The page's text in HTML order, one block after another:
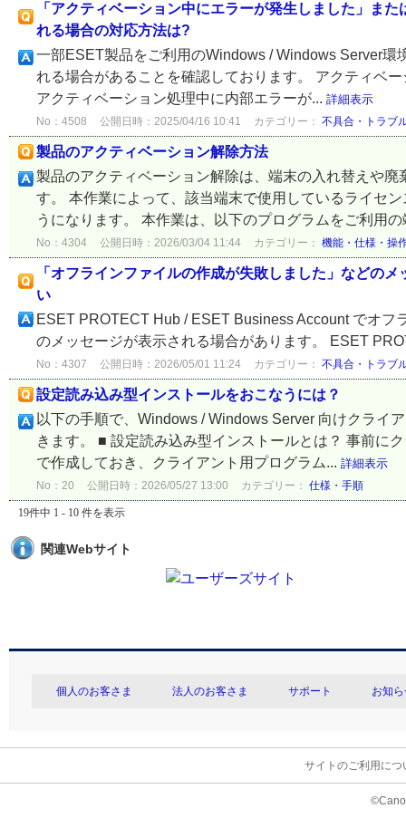
「アクティベーション中にエラーが発生しました」ま
れる場合の対応方法は?
一部ESET製品をご利用のWindows / Windows Server
れる場合があることを確認しております。 アクティベ
アクティベーション処理中に内部エラーが... 詳細表示
No：4508 公開日時：2025/04/16 10:41 カテゴリー： 不具合・トラブ
製品のアクティベーション解除方法
製品のアクティベーション解除は、端末の入れ替えや
す。 本作業によって、該当端末で使用しているライセ
うになります。 本作業は、以下のプログラムをご利用
No：4304 公開日時：2026/03/04 11:44 カテゴリー： 機能・仕様・操
「オフラインファイルの作成が失敗しました」などの
い
ESET PROTECT Hub / ESET Business Account でオ
のメッセージが表示される場合があります。 ESET
No：4307 公開日時：2026/05/01 11:24 カテゴリー： 不具合・トラブ
設定読み込み型インストールをおこなうには？
以下の手順で、Windows / Windows Server 向けクライ
きます。 ■ 設定読み込み型インストールとは？ 事前に
で作成しておき、クライアント用プログラム... 詳細表示
No：20 公開日時：2026/05/27 13:00 カテゴリー： 仕様・手順
19件中 1 - 10 件を表示
関連Webサイト
個人のお客さま 法人のお客さま サポート お知
サイトのご利用につ